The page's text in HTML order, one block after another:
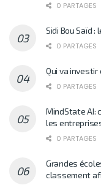
0 PARTAGES
Sidi Bou Saïd
0 PARTAGES
Qui va investir
0 PARTAGES
MindState AI:
les
0 PARTAGES
Grandes
classement